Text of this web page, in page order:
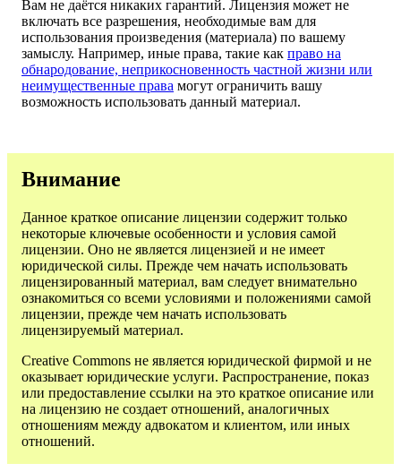
Вам не даётся никаких гарантий. Лицензия может не
включать все разрешения, необходимые вам для
использования произведения (материала) по вашему
замыслу. Например, иные права, такие как право на
обнародование, неприкосновенность частной жизни или
неимущественные права могут ограничить вашу
возможность использовать данный материал.
Внимание
Данное краткое описание лицензии содержит только
некоторые ключевые особенности и условия самой
лицензии. Оно не является лицензией и не имеет
юридической силы. Прежде чем начать использовать
лицензированный материал, вам следует внимательно
ознакомиться со всеми условиями и положениями самой
лицензии, прежде чем начать использовать
лицензируемый материал.
Creative Commons не является юридической фирмой и не
оказывает юридические услуги. Распространение, показ
или предоставление ссылки на это краткое описание или
на лицензию не создает отношений, аналогичных
отношениям между адвокатом и клиентом, или иных
отношений.